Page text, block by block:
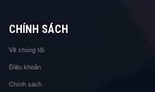
CHÍNH SÁCH
Về chúng tôi
Điều khoản
Chính sách